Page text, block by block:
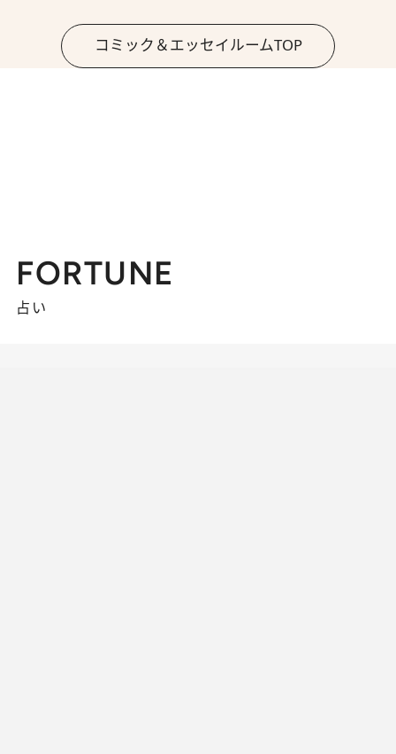
コミック＆エッセイルームTOP
FORTUNE
占い